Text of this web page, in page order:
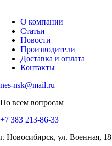
О компании
Статьи
Новости
Производители
Доставка и оплата
Контакты
nes-nsk@mail.ru
По всем вопросам
+7 383 213-86-33
г. Новосибирск, ул. Военная, 18